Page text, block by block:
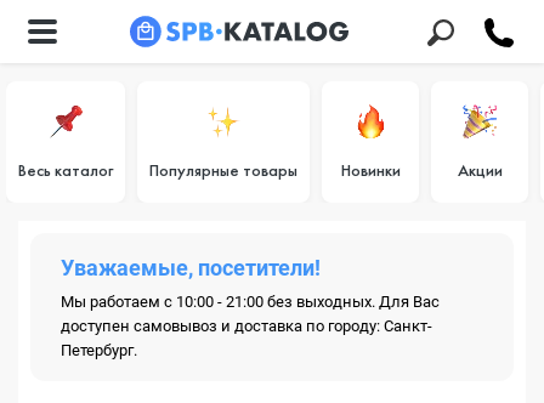
Весь каталог Популярные товары Новинки Акции
Уважаемые, посетители!
Мы работаем с 10:00 - 21:00 без выходных. Для Вас
доступен самовывоз и доставка по городу: Санкт-
Петербург.